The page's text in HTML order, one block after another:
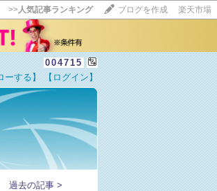
>>人気記事ランキング ブログを作成 楽天市場
004715
ーする】 【ログイン】
いいね!
過去の記事 >